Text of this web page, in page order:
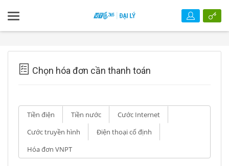
Chọn hóa đơn cần thanh toán
Tiền điện Tiền nước
Cước Internet
Cước truyền hình
Điện thoại cố định
Hóa đơn VNPT